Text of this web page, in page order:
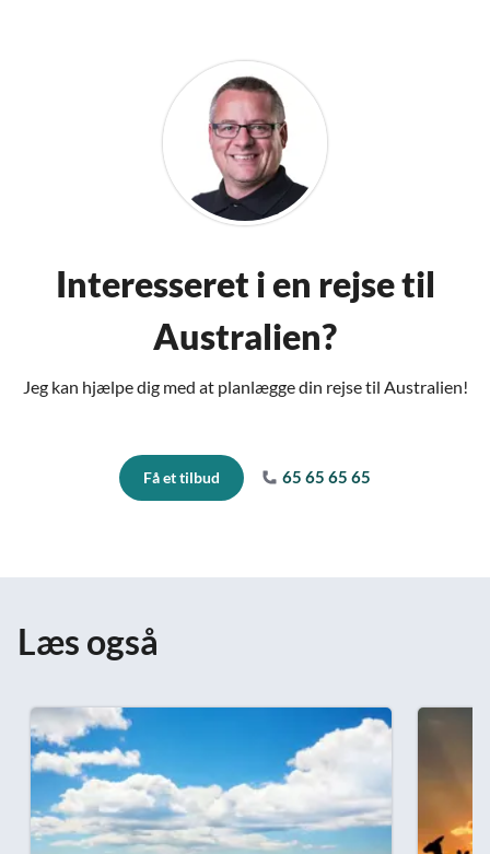
Interesseret i en rejse til
Australien?
Jeg kan hjælpe dig med at planlægge din rejse til Australien!
Få et tilbud 65 65 65 65
Læs også